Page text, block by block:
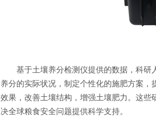
基于土壤养分检测仪提供的数据，科研
养分的实际状况，制定个性化的施肥方案
效果，改善土壤结构，增强土壤肥力。这
决全球粮食安全问题提供科学支持。